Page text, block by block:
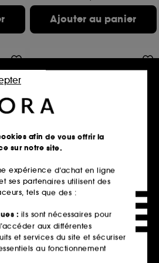
Ajouter au panier
POUDRE UNIVERSELLE
LIBRE
Poudre Libre Fini Naturel
85
5 teintes disponibles
Ajouter au panier
afin de vous offrir la
sur notre site.
expérience d’achat en ligne
ses partenaires utilisent des
tels que des :
: ils sont nécessaires pour
aux différentes
et services du site et sécuriser
au fonctionnement
et ne peuvent être désactivés.